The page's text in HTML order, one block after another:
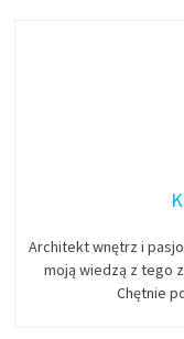
Architekt wnętrz i
moją wiedzą z tego
Chętnie